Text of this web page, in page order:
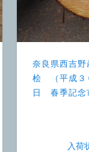
奈良県西吉
桧 （平成３
日 春季記念
入荷